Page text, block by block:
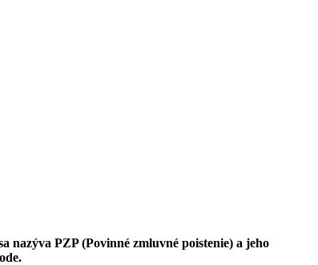
nazýva PZP (Povinné zmluvné poistenie) a jeho